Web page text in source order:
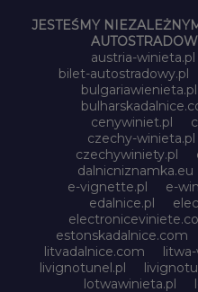
JESTEŚMY
austria-winieta.pl
bilet-autostradowy.pl
bulgariawienieta.pl
cenywiniet.pl
czechy-winieta.pl
czechywiniety.pl
dalnicniznamka.eu
e-vignette.pl
e-
edalnice.pl
estonskadalnice.com
litvadalnice.com
livignotunel.pl
lotwawinieta.pl